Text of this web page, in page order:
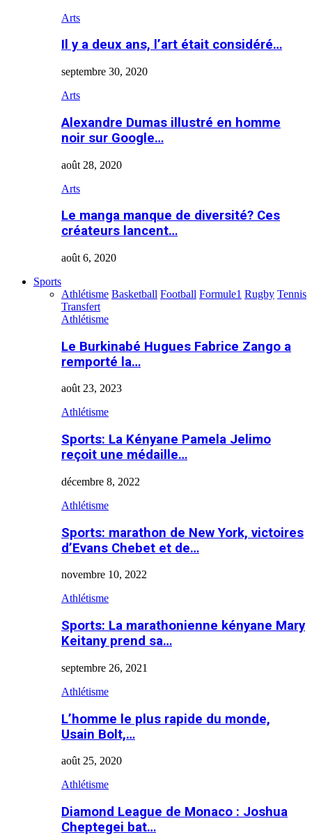
Arts
Il y a deux ans, l’art était considéré…
septembre 30, 2020
Arts
Alexandre Dumas illustré en homme
noir sur Google…
août 28, 2020
Arts
Le manga manque de diversité? Ces
créateurs lancent…
août 6, 2020
Sports
Athlétisme Basketball Football Formule1 Rugby Tennis
Transfert
Athlétisme
Le Burkinabé Hugues Fabrice Zango a
remporté la…
août 23, 2023
Athlétisme
Sports: La Kényane Pamela Jelimo
reçoit une médaille…
décembre 8, 2022
Athlétisme
Sports: marathon de New York, victoires
d’Evans Chebet et de…
novembre 10, 2022
Athlétisme
Sports: La marathonienne kényane Mary
Keitany prend sa…
septembre 26, 2021
Athlétisme
L’homme le plus rapide du monde,
Usain Bolt,…
août 25, 2020
Athlétisme
Diamond League de Monaco : Joshua
Cheptegei bat…